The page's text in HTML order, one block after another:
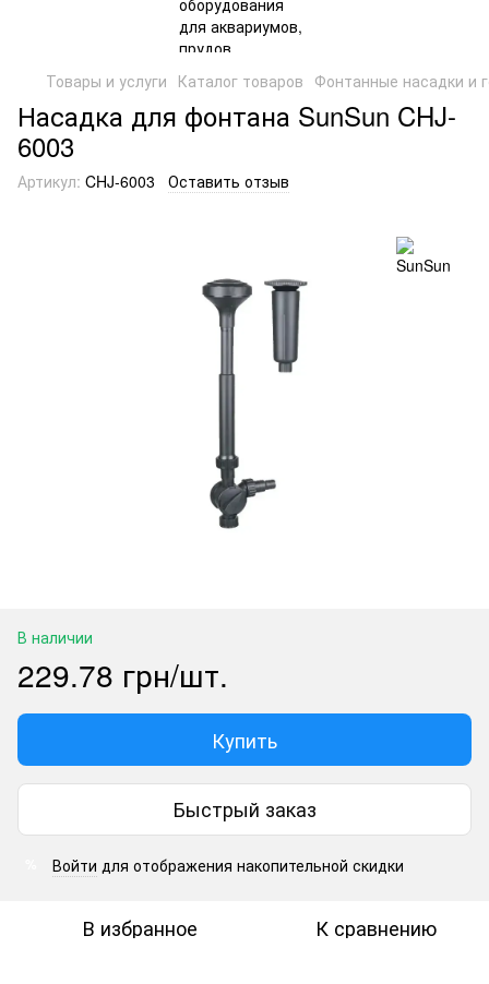
Товары и услуги Каталог товаров Фонтанные насадки и
Насадка для фонтана SunSun CHJ-
6003
Артикул: CHJ-6003 Оставить отзыв
В наличии
229.78 грн/шт.
Купить
Быстрый заказ
Войти для отображения накопительной скидки
В избранное К сравнению